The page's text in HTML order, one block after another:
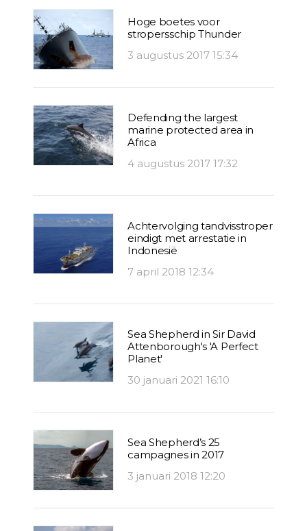
Hoge boetes voor
stropersschip Thunder
3 augustus 2017 15:34
Defending the largest
marine protected area in
Africa
4 augustus 2017 17:32
Achtervolging tandvisstroper
eindigt met arrestatie in
Indonesië
7 april 2018 12:34
Sea Shepherd in Sir David
Attenborough's 'A Perfect
Planet'
30 januari 2021 16:10
Sea Shepherd’s 25
campagnes in 2017
3 januari 2018 12:20